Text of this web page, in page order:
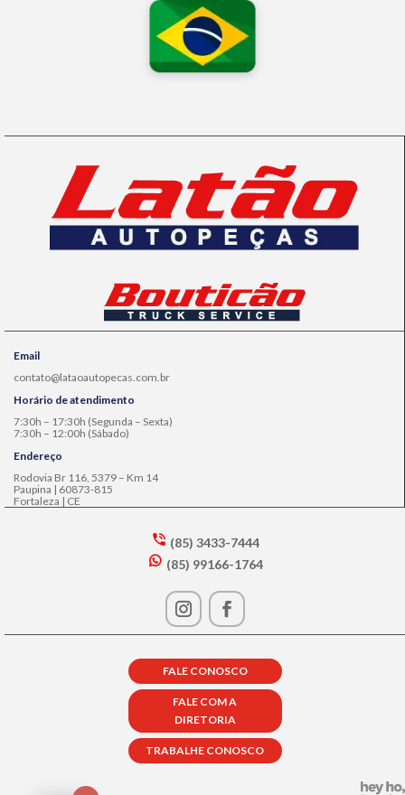
Email
contato@lataoautopecas.com.br
Horário de atendimento
7:30h – 17:30h (Segunda – Sexta)
7:30h – 12:00h (Sábado)
Endereço
Rodovia Br 116, 5379 – Km 14
Paupina | 60873-815
Fortaleza | CE
s
o
n
in
ic
o
n
(85) 3433-7444
p
ic
(85) 99166-1764
FALE CONOSCO
FALE COM A
DIRETORIA
TRABALHE CONOSCO